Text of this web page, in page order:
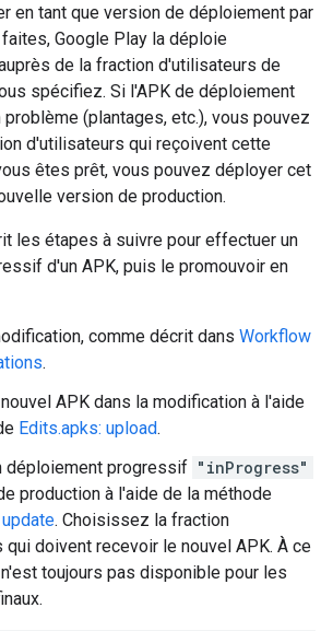
en tant que version de déploiement par
Google Play la déploie
de la fraction d'utilisateurs de
spécifiez. Si l'APK de déploiement
problème (plantages, etc.), vous pouvez
d'utilisateurs qui reçoivent cette
êtes prêt, vous pouvez déployer cet
version de production.
les étapes à suivre pour effectuer un
d'un APK, puis le promouvoir en
comme décrit dans Workflow
.
APK dans la modification à l'aide
Edits.apks: upload.
déploiement progressif "inProgress"
production à l'aide de la méthode
. Choisissez la fraction
doivent recevoir le nouvel APK. À ce
toujours pas disponible pour les